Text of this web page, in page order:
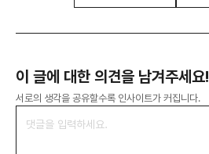
이 글에 대한 의견을 남겨주세요!
서로의 생각을 공유할수록 인사이트가 커집니다.